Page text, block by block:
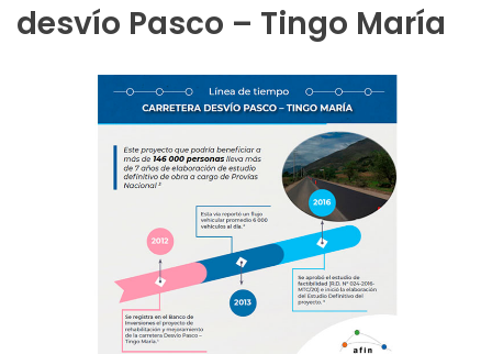
desvío Pasco – Tingo María